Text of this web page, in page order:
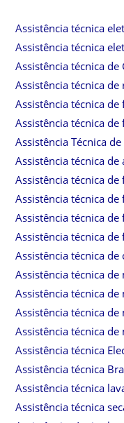
Assistência técnica
Assistência técnica
Assistência técnica de
Assistência técnica
Assistência técnica de
Assistência técnica
Assistência Técnica de
Assistência técnica
Assistência técnica de
Assistência técnica de
Assistência técnica
Assistência técnica de
Assistência técnica de
Assistência técnica
Assistência técnica
Assistência técnica
Assistência técnica
Assistência técnica
Assistência técnica
Assistência técnica
Assistência técnica